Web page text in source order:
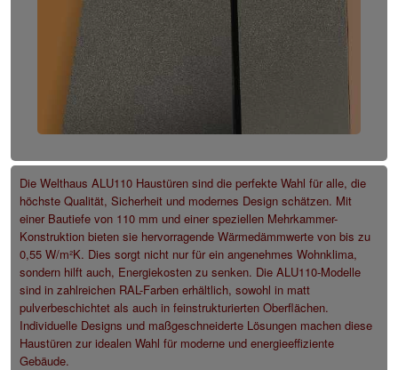
Die Welthaus ALU110 Haustüren sind die perfekte Wahl für alle, die
höchste Qualität, Sicherheit und modernes Design schätzen. Mit
einer Bautiefe von 110 mm und einer speziellen Mehrkammer-
Konstruktion bieten sie hervorragende Wärmedämmwerte von bis zu
0,55 W/m²K. Dies sorgt nicht nur für ein angenehmes Wohnklima,
sondern hilft auch, Energiekosten zu senken. Die ALU110-Modelle
sind in zahlreichen RAL-Farben erhältlich, sowohl in matt
pulverbeschichtet als auch in feinstrukturierten Oberflächen.
Individuelle Designs und maßgeschneiderte Lösungen machen diese
Haustüren zur idealen Wahl für moderne und energieeffiziente
Gebäude.